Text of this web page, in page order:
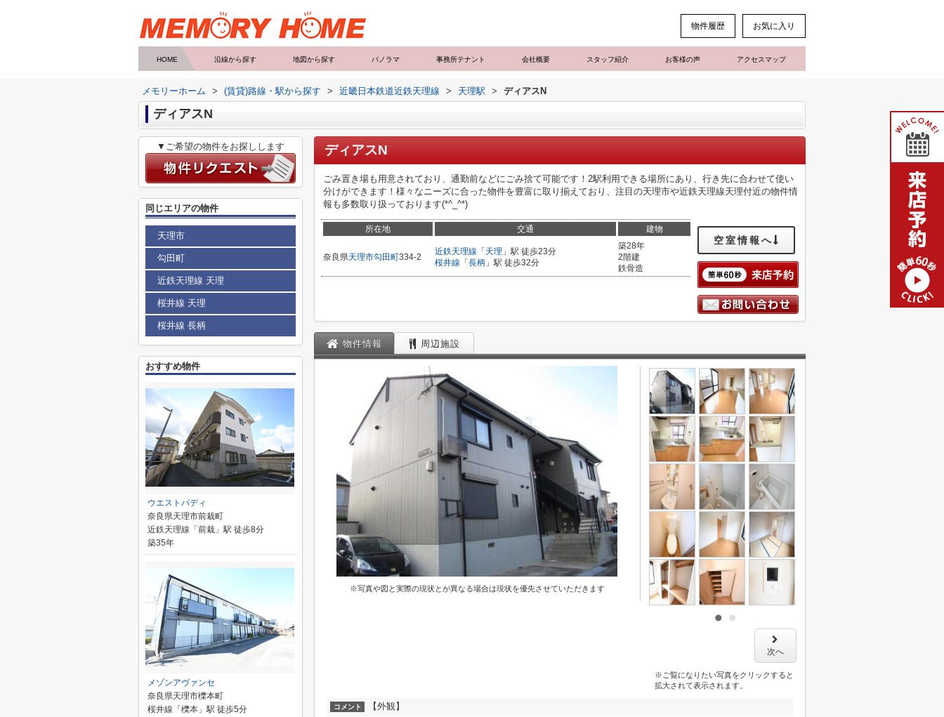
物件履歴 お気に入り
HOME 沿線から探す 地図から探す パノラマ 事務所テナント 会社概要 スタッフ紹介 お客様の声 アクセスマップ
メモリーホーム > (賃貸)路線・駅から探す > 近畿日本鉄道近鉄天理線 > 天理駅 > ディアスN
ディアスN
ディアスN
ごみ置き場も用意されており、通勤前などにごみ捨て可能です！2駅利用できる場所にあり、行き先に合わせて使い
分けができます！様々なニーズに合った物件を豊富に取り揃えており、注目の天理市や近鉄天理線天理付近の物件情
報も多数取り扱っております(*^_^*)
所在地 交通 建物
奈良県天理市勾田町334-2
近鉄天理線 「 天理 」駅 徒歩23分
桜井線 「 長柄 」駅 徒歩32分
築28年
2階建
鉄骨造
空室情報へ
物件情報 周辺施設
※写真や図と実際の現状とが異なる場合は現状を優先させていただきます
次へ
※ご覧になりたい写真をクリックすると
拡大されて表示されます。
コメント 【外観】
▼ご希望の物件をお探しします
同じエリアの物件
天理市
勾田町
近鉄天理線 天理
桜井線 天理
桜井線 長柄
おすすめ物件
ウエストパディ
奈良県天理市前栽町
近鉄天理線「前栽」駅 徒歩8分
築35年
メゾンアヴァンセ
奈良県天理市櫟本町
桜井線「櫟本」駅 徒歩5分